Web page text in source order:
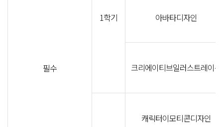
필수
1학기 아바타디자인
크리에이티브일러스트레이션
캐릭터이모티콘디자인